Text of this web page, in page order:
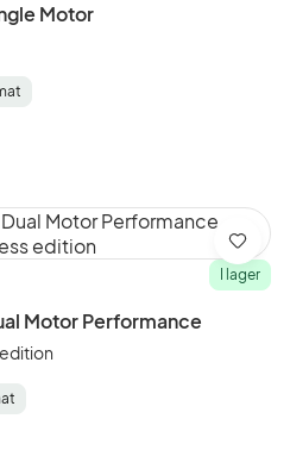
Motor
I lager
Motor Performance
Spara